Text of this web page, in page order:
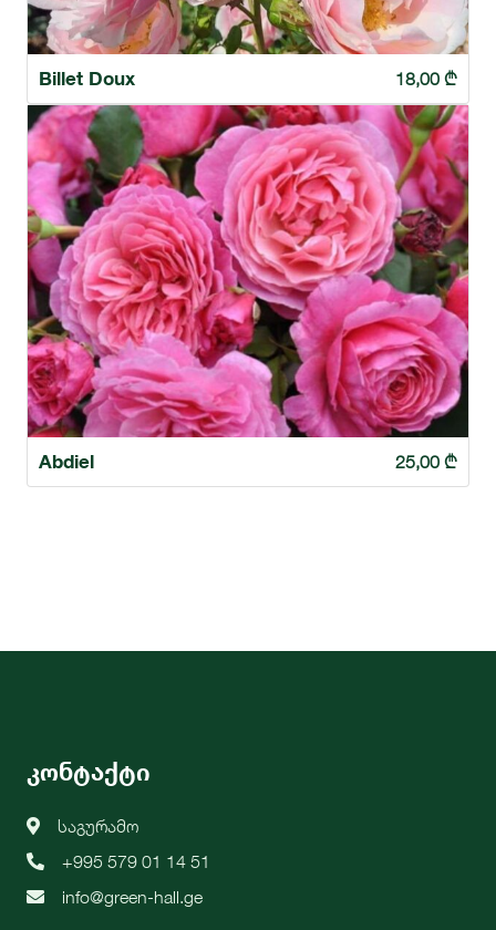
Billet Doux 18,00 ₾
Abdiel 25,00 ₾
კონტაქტი
საგურამო
+995 579 01 14 51
info@green-hall.ge